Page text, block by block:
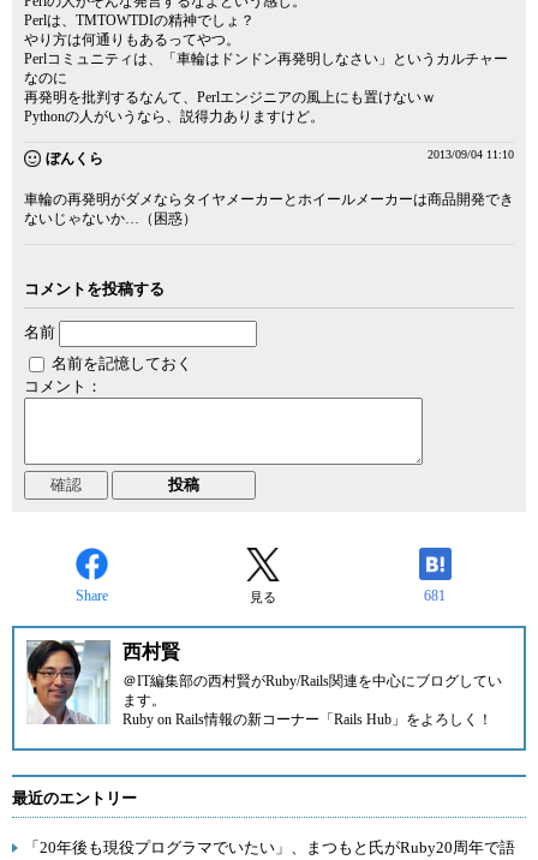
Perlは、TMTOWTDIの精神でしょ？
やり方は何通りもあるってやつ。
Perlコミュニティは、「車輪はドンドン再発明しなさい」というカルチャー
なのに
再発明を批判するなんて、Perlエンジニアの風上にも置けないｗ
Pythonの人がいうなら、説得力ありますけど。
ぼんくら 2013/09/04 11:10
車輪の再発明がダメならタイヤメーカーとホイールメーカーは商品開発でき
ないじゃないか…（困惑）
コメントを投稿する
名前
名前を記憶しておく
コメント：
Share 見る 681
西村賢
＠IT編集部の西村賢がRuby/Rails関連を中心にブログしてい
ます。
Ruby on Rails情報の新コーナー 「Rails Hub」 をよろしく！
最近のエントリー
「20年後も現役プログラマでいたい」、まつもと氏がRuby20周年で語